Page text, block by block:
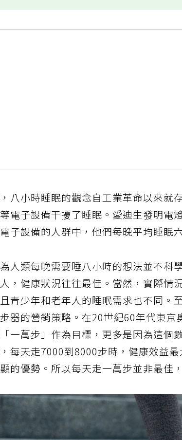
八小時睡眠的觀念自工業革命以來就
電子設備干擾了睡眠。愛迪生發明電
子設備的人群中，他們每晚平均睡眠
人類每晚需要睡八小時的想法並不科
，健康狀況往往最佳。當然，實際情
青少年和老年人的睡眠需求也不同。
器的營銷策略。在20世紀60年代東京
一萬步」作為目標，更多是因為這個
每天走7000到8000步時，健康效益
的優勢。所以每天走一萬步並非最佳